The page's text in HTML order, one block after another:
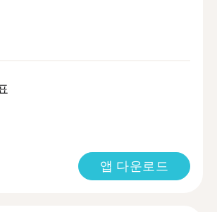
앱 다운로드